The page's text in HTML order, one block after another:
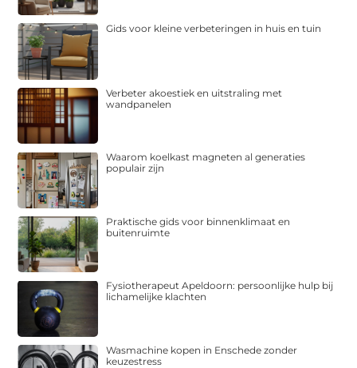
Gids voor kleine verbeteringen in huis en tuin
Verbeter akoestiek en uitstraling met
wandpanelen
Waarom koelkast magneten al generaties
populair zijn
Praktische gids voor binnenklimaat en
buitenruimte
Fysiotherapeut Apeldoorn: persoonlijke hulp bij
lichamelijke klachten
Wasmachine kopen in Enschede zonder
keuzestress